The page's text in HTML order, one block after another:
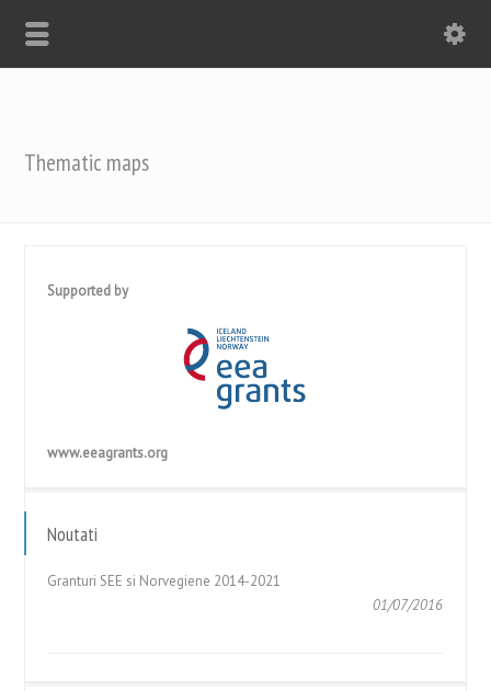
Thematic maps
Supported by
www.eeagrants.org
Noutati
Granturi SEE si Norvegiene 2014-2021
01/07/2016